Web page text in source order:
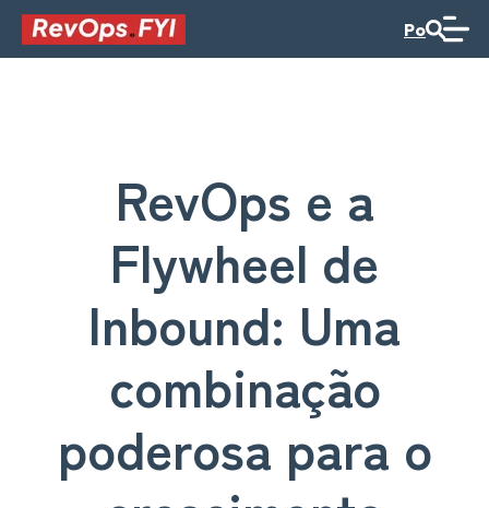
Po
RevOps e a
Flywheel de
Inbound: Uma
combinação
poderosa para o